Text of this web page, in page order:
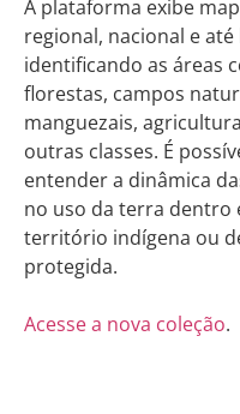
A plataforma exibe
regional, nacional e até
identificando as áreas
florestas, campos
manguezais,
outras classes. É
entender a dinâmica
no uso da terra dentro
território indígena ou
protegida.
Acesse a nova coleção.